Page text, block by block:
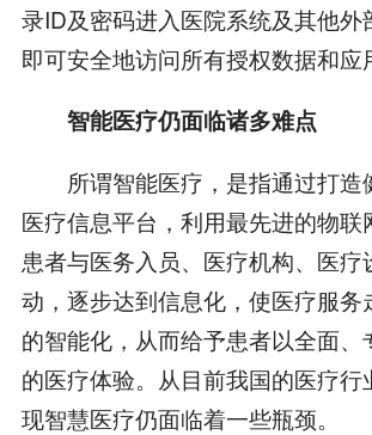
录ID及密码进入医院系统及其他外
即可安全地访问所有授权数据和应
智能医疗仍面临诸多难点
所谓智能医疗，是指通过打造
医疗信息平台，利用最先进的物联
患者与医务入员、医疗机构、医疗
动，逐步达到信息化，使医疗服务
的智能化，从而给予患者以全面、
的医疗体验。从目前我国的医疗行
现智慧医疗仍面临着一些瓶颈。